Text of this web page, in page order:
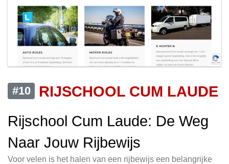
#10
RIJSCHOOL CUM LAUDE
Rijschool Cum Laude: De Weg
Naar Jouw Rijbewijs
Voor velen is het halen van een rijbewijs een belangrijke